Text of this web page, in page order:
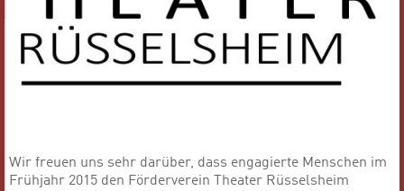
Wir freuen uns sehr darüber, dass engagierte Menschen im
Frühjahr 2015 den Förderverein Theater Rüsselsheim